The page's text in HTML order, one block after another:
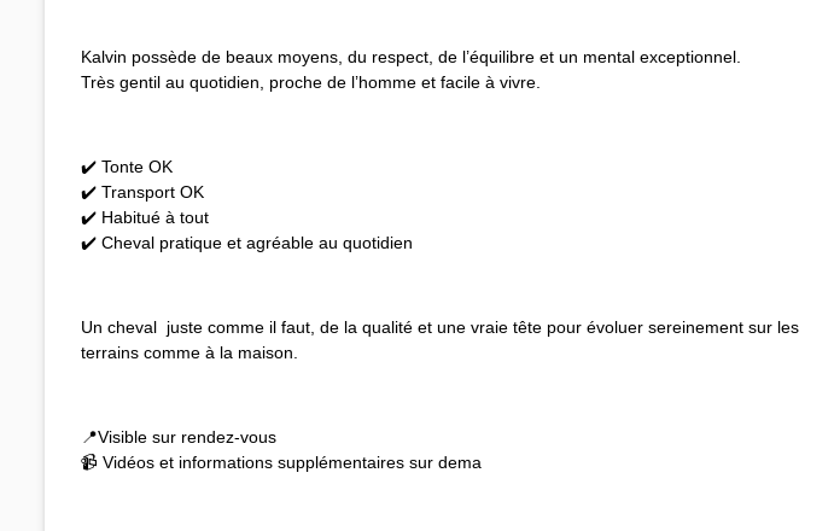
Kalvin possède de beaux moyens, du respect, de l’équilibre et un mental exceptionnel.
Très gentil au quotidien, proche de l’homme et facile à vivre.
✔️ Tonte OK
✔️ Transport OK
✔️ Habitué à tout
✔️ Cheval pratique et agréable au quotidien
Un cheval juste comme il faut, de la qualité et une vraie tête pour évoluer sereinement sur les
terrains comme à la maison.
📍Visible sur rendez-vous
📹 Vidéos et informations supplémentaires sur dema